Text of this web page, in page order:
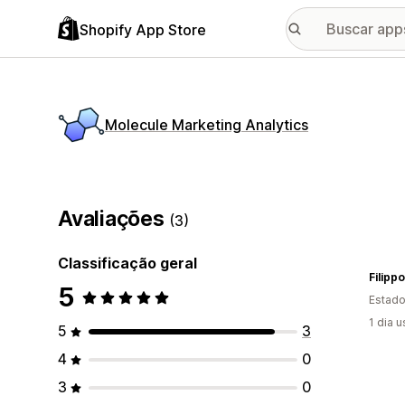
Shopify App Store
Molecule Marketing Analytics
Avaliações (3)
Classificação geral
5
5
3
4
0
3
0
1 dia